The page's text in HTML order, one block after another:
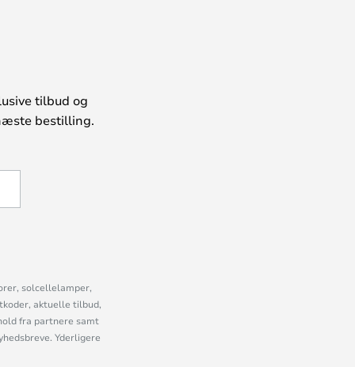
tilbud og
bestilling.
solcellelamper,
aktuelle tilbud,
fra partnere samt
Yderligere